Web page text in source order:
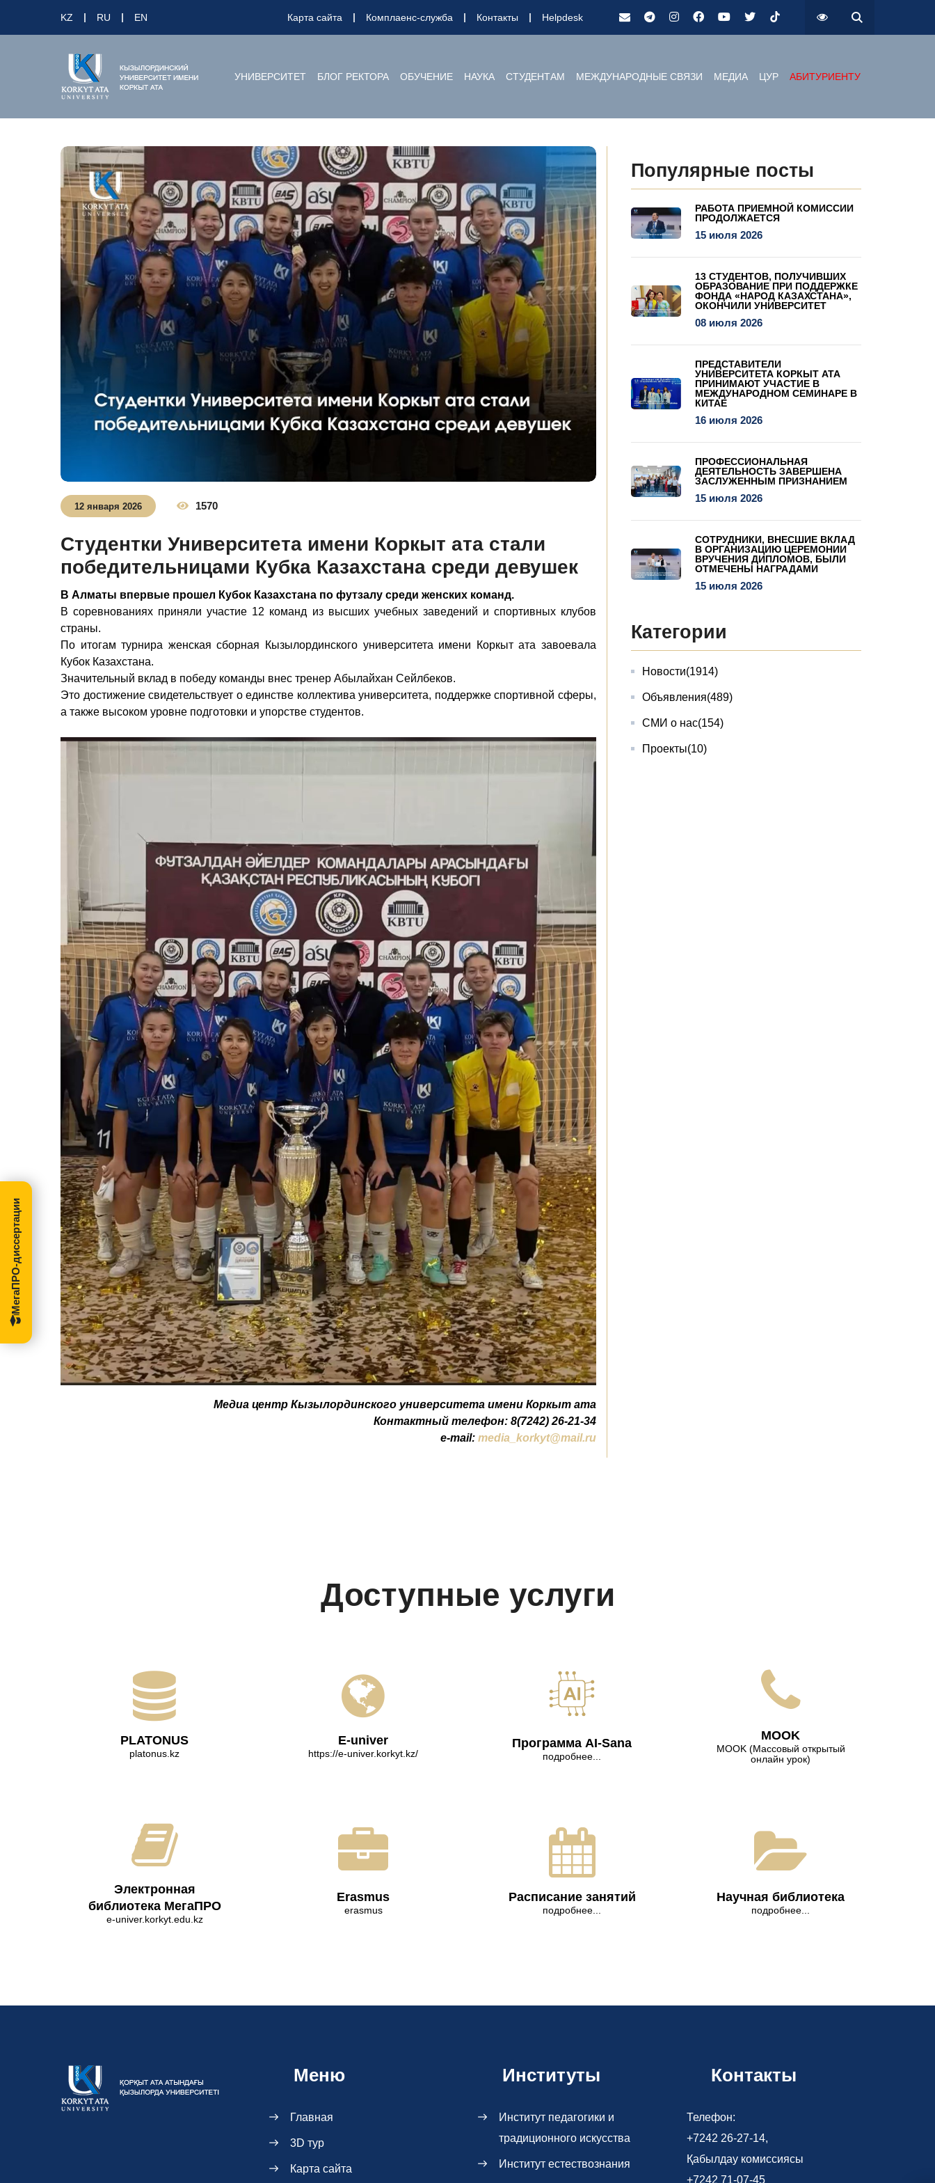
KZ RU EN Карта сайта Комплаенс-служба Контакты Helpdesk
УНИВЕРСИТЕТ БЛОГ РЕКТОРА ОБУЧЕНИЕ НАУКА СТУДЕНТАМ МЕЖДУНАРОДНЫЕ СВЯЗИ МЕДИА ЦУР АБИТУРИЕНТУ
12 января 2026 1570
Студентки Университета имени Коркыт ата стали
победительницами Кубка Казахстана среди девушек
В Алматы впервые прошел Кубок Казахстана по футзалу среди женских команд.
В соревнованиях приняли участие 12 команд из высших учебных заведений и спортивных клубов
страны.
По итогам турнира женская сборная Кызылординского университета имени Коркыт ата завоевала
Кубок Казахстана.
Значительный вклад в победу команды внес тренер Абылайхан Сейлбеков.
Это достижение свидетельствует о единстве коллектива университета, поддержке спортивной сферы,
а также высоком уровне подготовки и упорстве студентов.
Медиа центр Кызылординского университета имени Коркыт ата
Контактный телефон: 8(7242) 26-21-34
e-mail: media_korkyt@mail.ru
Популярные посты
РАБОТА ПРИЕМНОЙ КОМИССИИ
ПРОДОЛЖАЕТСЯ
15 июля 2026
13 СТУДЕНТОВ, ПОЛУЧИВШИХ
ОБРАЗОВАНИЕ ПРИ ПОДДЕРЖКЕ
ФОНДА «НАРОД КАЗАХСТАНА»,
ОКОНЧИЛИ УНИВЕРСИТЕТ
08 июля 2026
ПРЕДСТАВИТЕЛИ
УНИВЕРСИТЕТА КОРКЫТ АТА
ПРИНИМАЮТ УЧАСТИЕ В
МЕЖДУНАРОДНОМ СЕМИНАРЕ В
КИТАЕ
16 июля 2026
ПРОФЕССИОНАЛЬНАЯ
ДЕЯТЕЛЬНОСТЬ ЗАВЕРШЕНА
ЗАСЛУЖЕННЫМ ПРИЗНАНИЕМ
15 июля 2026
СОТРУДНИКИ, ВНЕСШИЕ ВКЛАД
В ОРГАНИЗАЦИЮ ЦЕРЕМОНИИ
ВРУЧЕНИЯ ДИПЛОМОВ, БЫЛИ
ОТМЕЧЕНЫ НАГРАДАМИ
15 июля 2026
Категории
Новости(1914)
Объявления(489)
СМИ о нас(154)
Проекты(10)
Доступные услуги
PLATONUS
platonus.kz
E-univer
https://e-univer.korkyt.kz/
Программа AI-Sana
подробнее...
МООK
МООK (Массовый открытый
онлайн урок)
Электронная
библиотека МегаПРО
e-univer.korkyt.edu.kz
Erasmus
erasmus
Расписание занятий
подробнее...
Научная библиотека
подробнее...
Меню
Главная
3D тур
Карта сайта
Институты
Институт педагогики и
традиционного искусства
Институт естествознания
Контакты
Телефон:
+7242 26-27-14,
Қабылдау комиссиясы
+7242 71-07-45
МегаПРО-диссертации